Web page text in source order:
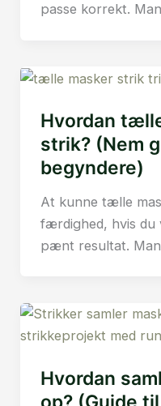
passe korrekt.
Hvordan
strik? (Nem
begyndere)
At kunne tælle
færdighed, hvis du
pænt resultat.
Hvordan